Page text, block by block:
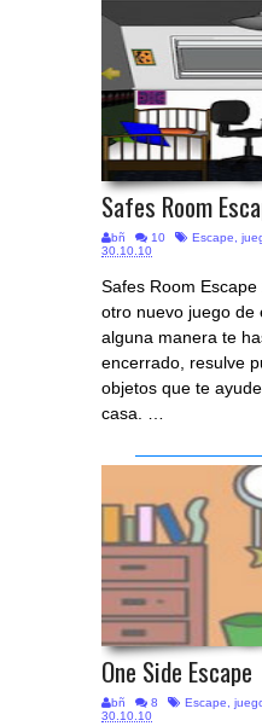
Safes Room
bñ 10 Escape,
30.10.10
Safes Room
otro nuevo juego de
alguna manera te
encerrado, resulve
objetos que te
casa. …
One Side Escape
bñ 8 Escape,
30.10.10